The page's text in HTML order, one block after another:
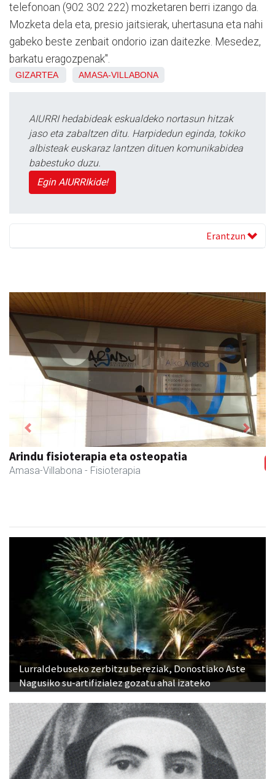
telefonoan (902 302 222) mozketaren berri izango da.
Mozketa dela eta, presio jaitsierak, uhertasuna eta nahi
gabeko beste zenbait ondorio izan daitezke. Mesedez,
barkatu eragozpenak".
GIZARTEA AMASA-VILLABONA
AIURRI hedabideak eskualdeko nortasun hitzak
jaso eta zabaltzen ditu. Harpidedun eginda, tokiko
albisteak euskaraz lantzen dituen komunikabidea
babestuko duzu.
Egin AIURRIkide!
Erantzun
Amane
Amasa-Villabona - Arropa-dendak
Previous Next
Lurraldebuseko zerbitzu bereziak, Donostiako Aste
Nagusiko su-artifizialez gozatu ahal izateko